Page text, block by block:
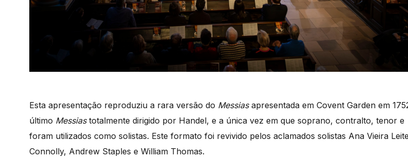
Esta apresentação reproduziu a rara versão do Messiasapresentada em Covent Garden em
último Messiastotalmente dirigido por Handel, e a única vez em que soprano, contralto, tenor
foram utilizados como solistas. Este formato foi revivido pelos aclamados solistas Ana Vieira
Connolly, Andrew Staples e William Thomas.